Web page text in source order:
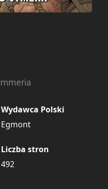
Wydawca Polski
Egmont
Liczba stron
492